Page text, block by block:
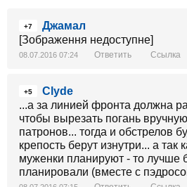
+7
Джамал
[Зображення недоступне]
08.07.2016 07:24 Ответить Ссылка
+5
Clyde
...а за линией фронта должна
чтобы вырезать погань
патронов... тогда и обстрелов
крепость берут изнутри... а так
муженки планируют - то лучше
планировали (вместе с